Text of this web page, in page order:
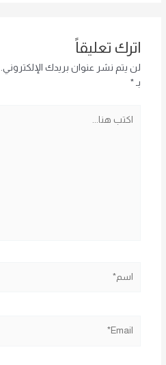
اترك تعليقاً
لن يتم نشر عنوان بريدك الإلكتروني.
بـ *
هنا...